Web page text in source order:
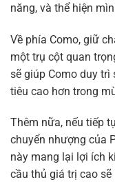
năng, và thể hiện
Về phía Como, giữ
một trụ cột quan
sẽ giúp Como duy
tiêu cao hơn trong
Thêm nữa, nếu tiếp
chuyển nhượng của
này mang lại lợi ích
cầu thủ giá trị cao